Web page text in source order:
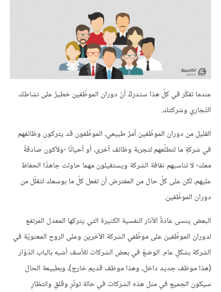
عندما تفكّر في كلّ هذا ستدركُ أنّ دوران الموظّفين خطيرٌ على نشاطك
التّجاري وشركتك.
القليل من دوران الموظّفين أمرٌ طبيعي، الموظّفون قد يتركون وظائفهم
في شركةٍ ما لتطلّعهم لتجربة وظائف أخرى، أو أحيانًا -ولأكون صادقةً
معك- لا تناسبهم ثقافة الشركة ويستقيلون مهما حاولت جاهدًّا الحفاظ
عليهم، لكن على كلّ حال من المفترض أن تفعل كلّ ما بوسعك لتقلّل من
دوران الموظّفين.
البعض ينسى عادةً الآثار النفسية الكثيرة التي يتركها المعدل المرتفع
لدوران الموظّفين على موظّفي الشركة الآخرين وعلى الروح المعنويّة في
الشركة بشكلٍ عام. الوضعُ في بعض الشركات للأسف أشبه بالباب الدّوّار
(هذا موظف جديد داخل، وهذا موظف قديم خارج)، وبطبيعة الحال
سيكون الجميع في مثل هذه الشركات في حالة توتّرٍ وقلقٍ وانتظارٍ